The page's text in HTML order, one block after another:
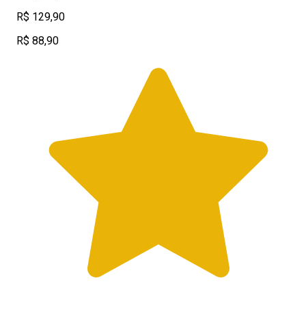
R$ 129,90
R$ 88,90